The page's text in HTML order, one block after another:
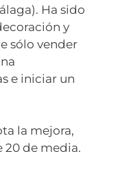
Ha sido
y
sólo vender
e iniciar un
la mejora,
20 de media.